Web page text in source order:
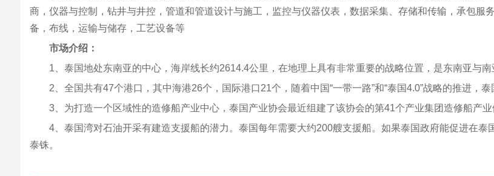
商，仪器与控制，钻井与井控，管道和管道设计与施工，监控与仪器仪表，数据采集、存储和传输，承包服
备，布线，运输与储存，工艺设备等
市场介绍：
1、泰国地处东南亚的中心，海岸线长约2614.4公里，在地理上具有非常重要的战略位置，是东南亚与南
2、全国共有47个港口，其中海港26个，国际港口21个，随着中国“一带一路”和“泰国4.0”战略的推进，
3、为打造一个区域性的造修船产业中心，泰国产业协会最近组建了该协会的第41个产业集团造修船产业
4、泰国湾对石油开采有建造支援船的潜力。泰国每年需要大约200艘支援船。如果泰国政府能促进在
泰铢。